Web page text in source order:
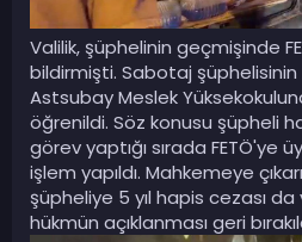
Valilik, şüphelinin geçmişinde
bildirmişti. Sabotaj şüphelisinin
Astsubay Meslek
öğrenildi. Söz konusu şüpheli
görev yaptığı sırada FETÖ'ye
işlem yapıldı. Mahkemeye
şüpheliye 5 yıl hapis cezası
hükmün açıklanması geri